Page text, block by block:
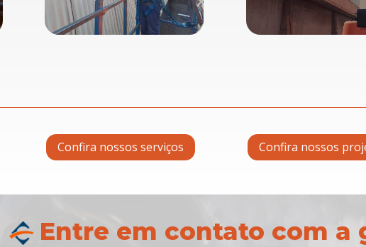
Confira nossos serviços Confira nossos
Entre em contato com a